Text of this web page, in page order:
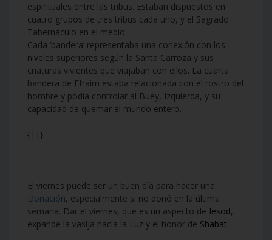
espirituales entre las tribus. Estaban dispuestos en
cuatro grupos de tres tribus cada uno, y el Sagrado
Tabernáculo en el medio.
Cada ‘bandera’ representaba una conexión con los
niveles superiores según la Santa Carroza y sus
criaturas vivientes que viajaban con ellos. La cuarta
bandera de Efraím estaba relacionada con el rostro del
hombre y podía controlar al Buey, Izquierda, y su
capacidad de quemar el mundo entero.
{||}
El viernes puede ser un buen día para hacer una
Donación, especialmente si no donó en la última
semana. Dar el viernes, que es un aspecto de Iesod,
expande la vasija hacia la Luz y el honor de Shabat.